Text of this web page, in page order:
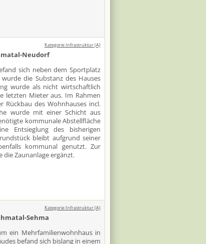
Kategorie Infrastruktur (A)
Neudorf
sich neben dem Sportplatz
die Substanz des Hauses
wurde als nicht wirtschaftlich
letzten Mieter aus. Im Rahmen
Rückbau des Wohnhauses incl.
wurde mit einer Schicht aus
kommunale Abstellfläche
Entsieglung des bisherigen
bleibt aufgrund seiner
kommunal genutzt. Zur
die Zaunanlage ergänzt.
Kategorie Infrastruktur (A)
Sehma
ein Mehrfamilienwohnhaus in
befand sich bislang in einem